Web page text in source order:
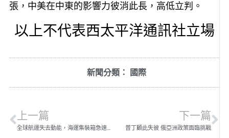
張，中美在中東的影響力彼消此長，高低立判。
以上不代表西太平洋通訊社立場
新聞分類： 國際
上一篇
全球航運失去動能，海運集裝箱急速冷凍
下一篇
普丁顧此失彼 俄亞洲政策面臨挑戰